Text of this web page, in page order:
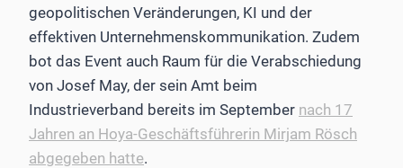
geopolitischen Veränderungen, KI und der
effektiven Unternehmenskommunikation. Zudem
bot das Event auch Raum für die Verabschiedung
von Josef May, der sein Amt beim
Industrieverband bereits im September nach 17
Jahren an Hoya-Geschäftsführerin Mirjam Rösch
abgegeben hatte.